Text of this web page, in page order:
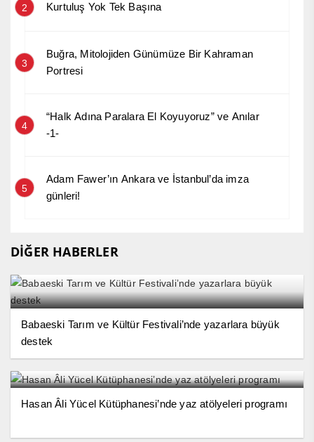
2 Kurtuluş Yok Tek Başına
3
Buğra, Mitolojiden Günümüze Bir Kahraman
Portresi
4
“Halk Adına Paralara El Koyuyoruz” ve Anılar
-1-
5
Adam Fawer’ın Ankara ve İstanbul’da imza
günleri!
DİĞER HABERLER
Babaeski Tarım ve Kültür Festivali’nde yazarlara büyük
destek
Hasan Âli Yücel Kütüphanesi’nde yaz atölyeleri programı